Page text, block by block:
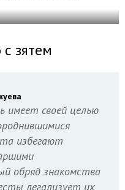
зятем
имеет своей целью
избегают
обряд знакомства
легализует их